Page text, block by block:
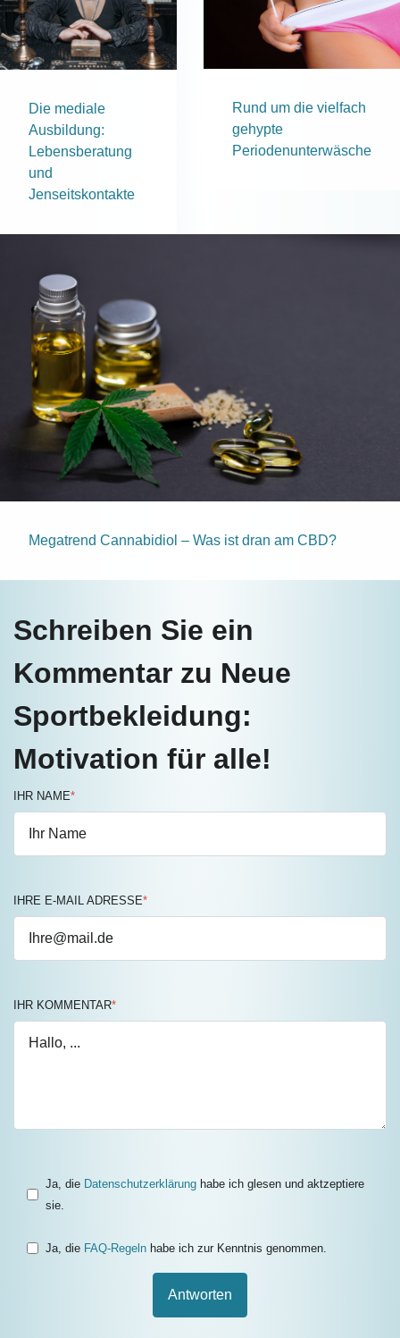
Die mediale
Ausbildung:
Lebensberatung
und
Jenseitskontakte
Rund um die vielfach
gehypte
Periodenunterwäsche
Megatrend Cannabidiol – Was ist dran am CBD?
Schreiben Sie ein
Kommentar zu Neue
Sportbekleidung:
Motivation für alle!
IHR NAME*
IHRE E-MAIL ADRESSE*
IHR KOMMENTAR*
Ja, die Datenschutzerklärung habe ich glesen und aktzeptiere
sie.
Ja, die FAQ-Regeln habe ich zur Kenntnis genommen.
Antworten